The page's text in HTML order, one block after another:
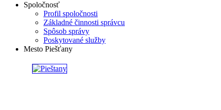
Spoločnosť
Profil spoločnosti
Základné činnosti správcu
Spôsob správy
Poskytované služby
Mesto Piešťany